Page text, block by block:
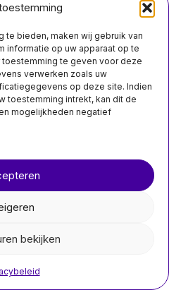
te bieden, maken wij gebruik van
informatie op uw apparaat op te
te geven voor deze
verwerken zoals uw
op deze site. Indien
toestemming intrekt, kan dit de
mogelijkheden negatief
bekijken
fatale schietpartij op vrouw
nieuwe